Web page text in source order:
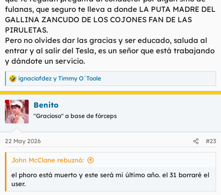
fulanas, que seguro te lleva a donde LA PUTA MADRE DEL
GALLINA ZANCUDO DE LOS COJONES FAN DE LAS
PIRULETAS.
Pero no olvides dar las gracias y ser educado, saluda al
entrar y al salir del Tesla, es un señor que está trabajando
y dándote un servicio.
R
e
a
c
c
i
e
s
ignaciofdez y Timmy O´Toole
Benito
"Gracioso" a base de fórceps
22 May 2026 #23
John McClane rebuznó:
el phoro está muerto y este será mi último año. el 31 borraré el
user.